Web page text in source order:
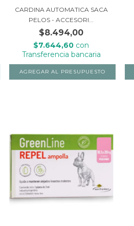
CARDINA AUTOMATICA SACA
PELOS - ACCESORI...
$8.494,00
$7.644,60 con
Transferencia bancaria